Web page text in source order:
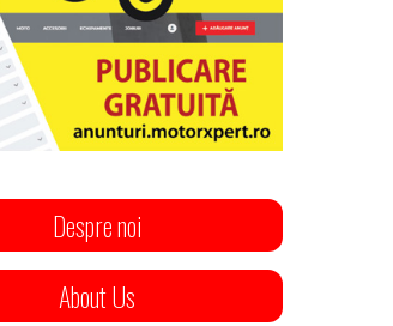
Despre noi
About Us